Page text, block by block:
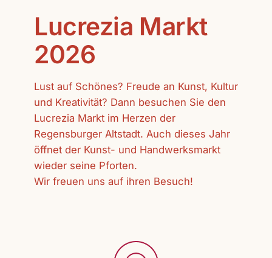
Lucrezia Markt
2026
Lust auf Schönes? Freude an Kunst, Kultur
und Kreativität? Dann besuchen Sie den
Lucrezia Markt im Herzen der
Regensburger Altstadt. Auch dieses Jahr
öffnet der Kunst- und Handwerksmarkt
wieder seine Pforten.
Wir freuen uns auf ihren Besuch!